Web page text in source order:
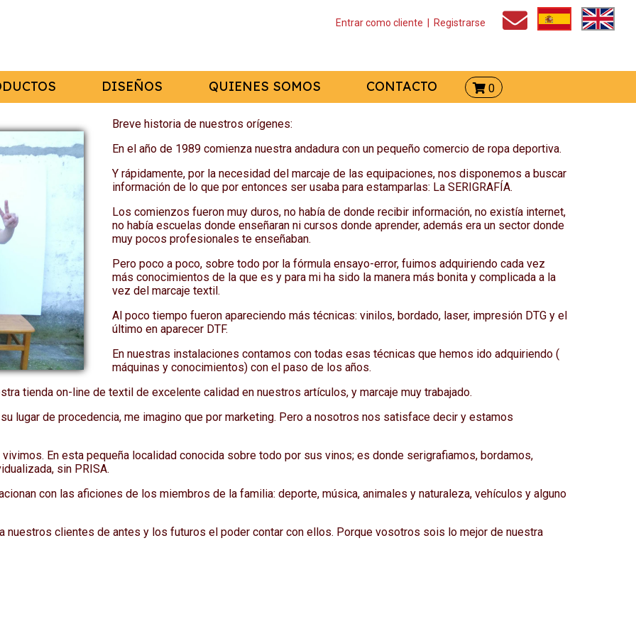
Entrar como cliente Registrarse
DISEÑOS QUIENES SOMOS CONTACTO 0
Breve historia de nuestros orígenes:
En el año de 1989 comienza nuestra andadura con un pequeño comercio de ropa deportiva.
Y rápidamente, por la necesidad del marcaje de las equipaciones, nos disponemos a buscar
información de lo que por entonces ser usaba para estamparlas: La SERIGRAFÍA.
Los comienzos fueron muy duros, no había de donde recibir información, no existía internet,
no había escuelas donde enseñaran ni cursos donde aprender, además era un sector donde
muy pocos profesionales te enseñaban.
Pero poco a poco, sobre todo por la fórmula ensayo-error, fuimos adquiriendo cada vez
más conocimientos de la que es y para mi ha sido la manera más bonita y complicada a la
vez del marcaje textil.
Al poco tiempo fueron apareciendo más técnicas: vinilos, bordado, laser, impresión DTG y el
último en aparecer DTF.
En nuestras instalaciones contamos con todas esas técnicas que hemos ido adquiriendo (
máquinas y conocimientos) con el paso de los años.
tienda on-line de textil de excelente calidad en nuestros artículos, y marcaje muy trabajado.
lugar de procedencia, me imagino que por marketing. Pero a nosotros nos satisface decir y estamos
vivimos. En esta pequeña localidad conocida sobre todo por sus vinos; es donde serigrafiamos, bordamos,
sin PRISA.
con las aficiones de los miembros de la familia: deporte, música, animales y naturaleza, vehículos y alguno
nuestros clientes de antes y los futuros el poder contar con ellos. Porque vosotros sois lo mejor de nuestra